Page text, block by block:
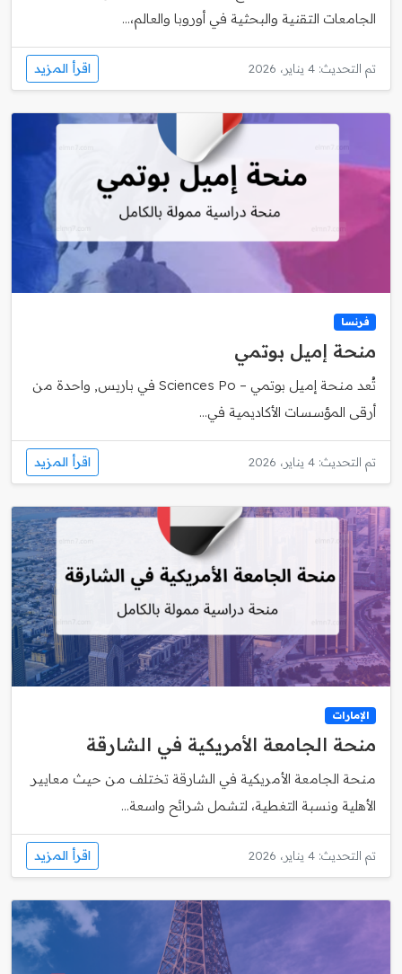
الجامعات التقنية والبحثية في أوروبا والعالم،...
تم التحديث: 4 يناير، 2026 اقرأ المزيد
فرنسا
منحة إميل بوتمي
تُعد منحة إميل بوتمي – Sciences Po في باريس, واحدة من
أرقى المؤسسات الأكاديمية في...
تم التحديث: 4 يناير، 2026 اقرأ المزيد
الإمارات
منحة الجامعة الأمريكية في الشارقة
منحة الجامعة الأمريكية في الشارقة تختلف من حيث معايير
الأهلية ونسبة التغطية، لتشمل شرائح واسعة...
تم التحديث: 4 يناير، 2026 اقرأ المزيد